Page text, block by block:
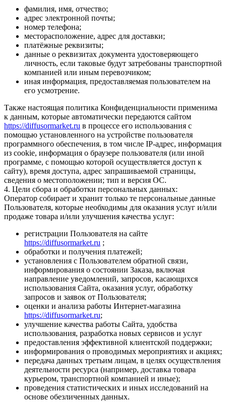
фамилия, имя, отчество;
адрес электронной почты;
номер телефона;
месторасположение, адрес для доставки;
платёжные реквизиты;
данные о реквизитах документа удостоверяющего
личность, если таковые будут затребованы транспортной
компанией или иным перевозчиком;
иная информация, предоставляемая пользователем на
его усмотрение.
Также настоящая политика Конфиденциальности применима
к данным, которые автоматически передаются сайтом
https://diffusormarket.ru в процессе его использования с
помощью установленного на устройстве пользователя
программного обеспечения, в том числе IP-адрес, информация
из cookie, информация о браузере пользователя (или иной
программе, с помощью которой осуществляется доступ к
сайту), время доступа, адрес запрашиваемой страницы,
сведения о местоположении; тип и версия ОС.
4. Цели сбора и обработки персональных данных:
Оператор собирает и хранит только те персональные данные
Пользователя, которые необходимы для оказания услуг и/или
продаже товара и/или улучшения качества услуг:
регистрации Пользователя на сайте
https://diffusormarket.ru ;
обработки и получения платежей;
установления с Пользователем обратной связи,
информирования о состоянии Заказа, включая
направление уведомлений, запросов, касающихся
использования Сайта, оказания услуг, обработку
запросов и заявок от Пользователя;
оценки и анализа работы Интернет-магазина
https://diffusormarket.ru;
улучшение качества работы Сайта, удобства
использования, разработка новых сервисов и услуг
предоставления эффективной клиентской поддержки;
информирования о проводимых мероприятиях и акциях;
передача данных третьим лицам, в целях осуществления
деятельности ресурса (например, доставка товара
курьером, транспортной компанией и иные);
проведения статистических и иных исследований на
основе обезличенных данных.